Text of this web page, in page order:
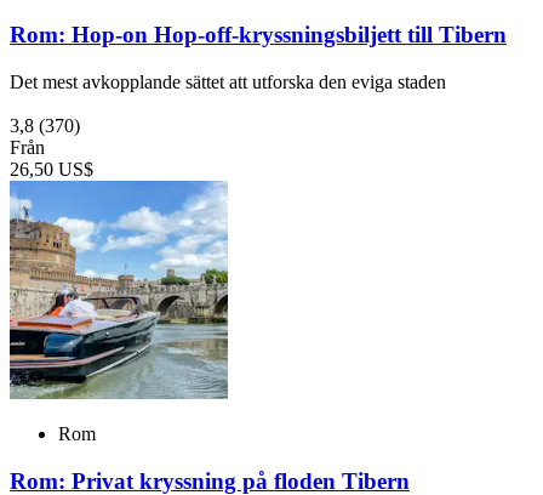
Rom: Hop-on Hop-off-kryssningsbiljett till Tibern
Det mest avkopplande sättet att utforska den eviga staden
3,8 (370)
Från
26,50 US$
Rom
Rom: Privat kryssning på floden Tibern